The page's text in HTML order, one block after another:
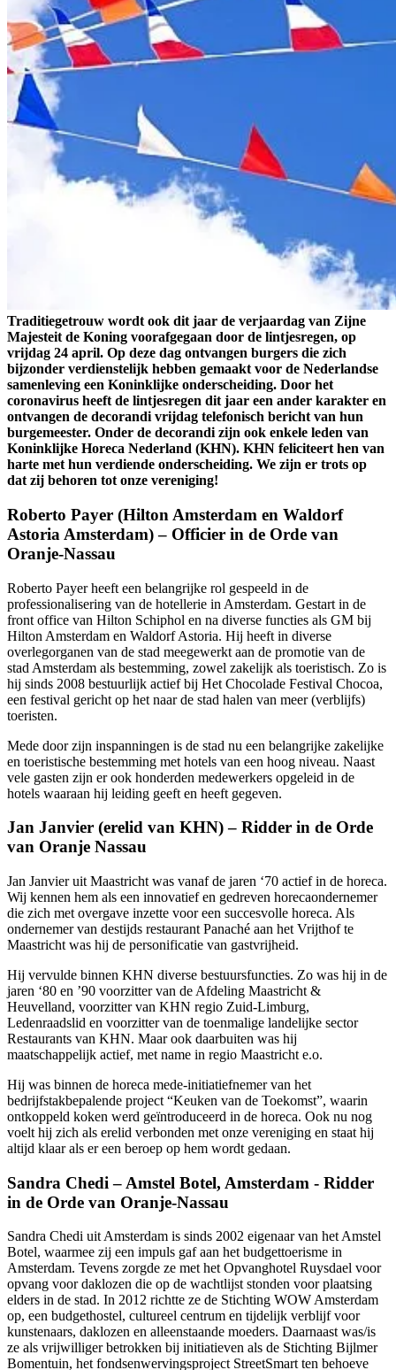
Traditiegetrouw wordt ook dit jaar de verjaardag van Zijne
Majesteit de Koning voorafgegaan door de lintjesregen, op
vrijdag 24 april. Op deze dag ontvangen burgers die zich
bijzonder verdienstelijk hebben gemaakt voor de Nederlandse
samenleving een Koninklijke onderscheiding. Door het
coronavirus heeft de lintjesregen dit jaar een ander karakter en
ontvangen de decorandi vrijdag telefonisch bericht van hun
burgemeester. Onder de decorandi zijn ook enkele leden van
Koninklijke Horeca Nederland (KHN). KHN feliciteert hen van
harte met hun verdiende onderscheiding. We zijn er trots op
dat zij behoren tot onze vereniging!
Roberto Payer (Hilton Amsterdam en Waldorf
Astoria Amsterdam) – Officier in de Orde van
Oranje-Nassau
Roberto Payer heeft een belangrijke rol gespeeld in de
professionalisering van de hotellerie in Amsterdam. Gestart in de
front office van Hilton Schiphol en na diverse functies als GM bij
Hilton Amsterdam en Waldorf Astoria. Hij heeft in diverse
overlegorganen van de stad meegewerkt aan de promotie van de
stad Amsterdam als bestemming, zowel zakelijk als toeristisch. Zo is
hij sinds 2008 bestuurlijk actief bij Het Chocolade Festival Chocoa,
een festival gericht op het naar de stad halen van meer (verblijfs)
toeristen.
Mede door zijn inspanningen is de stad nu een belangrijke zakelijke
en toeristische bestemming met hotels van een hoog niveau. Naast
vele gasten zijn er ook honderden medewerkers opgeleid in de
hotels waaraan hij leiding geeft en heeft gegeven.
Jan Janvier (erelid van KHN) – Ridder in de Orde
van Oranje Nassau
Jan Janvier uit Maastricht was vanaf de jaren ‘70 actief in de horeca.
Wij kennen hem als een innovatief en gedreven horecaondernemer
die zich met overgave inzette voor een succesvolle horeca. Als
ondernemer van destijds restaurant Panaché aan het Vrijthof te
Maastricht was hij de personificatie van gastvrijheid.
Hij vervulde binnen KHN diverse bestuursfuncties. Zo was hij in de
jaren ‘80 en ’90 voorzitter van de Afdeling Maastricht &
Heuvelland, voorzitter van KHN regio Zuid-Limburg,
Ledenraadslid en voorzitter van de toenmalige landelijke sector
Restaurants van KHN. Maar ook daarbuiten was hij
maatschappelijk actief, met name in regio Maastricht e.o.
Hij was binnen de horeca mede-initiatiefnemer van het
bedrijfstakbepalende project “Keuken van de Toekomst”, waarin
ontkoppeld koken werd geïntroduceerd in de horeca. Ook nu nog
voelt hij zich als erelid verbonden met onze vereniging en staat hij
altijd klaar als er een beroep op hem wordt gedaan.
Sandra Chedi – Amstel Botel, Amsterdam - Ridder
in de Orde van Oranje-Nassau
Sandra Chedi uit Amsterdam is sinds 2002 eigenaar van het Amstel
Botel, waarmee zij een impuls gaf aan het budgettoerisme in
Amsterdam. Tevens zorgde ze met het Opvanghotel Ruysdael voor
opvang voor daklozen die op de wachtlijst stonden voor plaatsing
elders in de stad. In 2012 richtte ze de Stichting WOW Amsterdam
op, een budgethostel, cultureel centrum en tijdelijk verblijf voor
kunstenaars, daklozen en alleenstaande moeders. Daarnaast was/is
ze als vrijwilliger betrokken bij initiatieven als de Stichting Bijlmer
Bomentuin, het fondsenwervingsproject StreetSmart ten behoeve